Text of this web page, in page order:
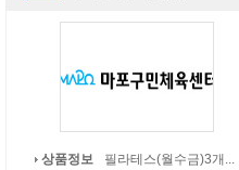
상품정보
필라테스(월수금)3개...